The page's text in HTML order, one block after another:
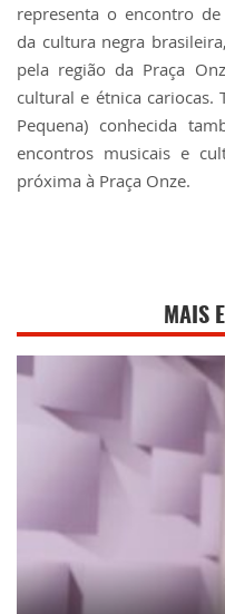
representa o encontro
da cultura negra
pela região da Praça
cultural e étnica cariocas.
Pequena) conhecida
encontros musicais e
próxima à Praça Onze.
MAIS